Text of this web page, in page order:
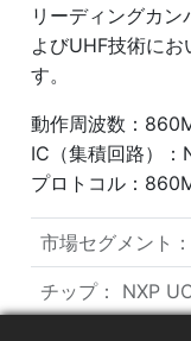
リーディングカ
よびUHF技術にお
す。
動作周波数：
IC（集積回路）：
プロトコル：
市場セグメント ：
チップ： NXP